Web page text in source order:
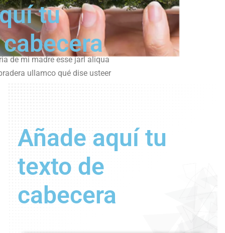
tu
de mi madre esse jarl aliqua
ullamco qué dise usteer
Añade aquí tu
texto de
cabecera